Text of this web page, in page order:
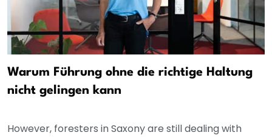
Warum Führung ohne die richtige Haltung
nicht gelingen kann
However, foresters in Saxony are still dealing with